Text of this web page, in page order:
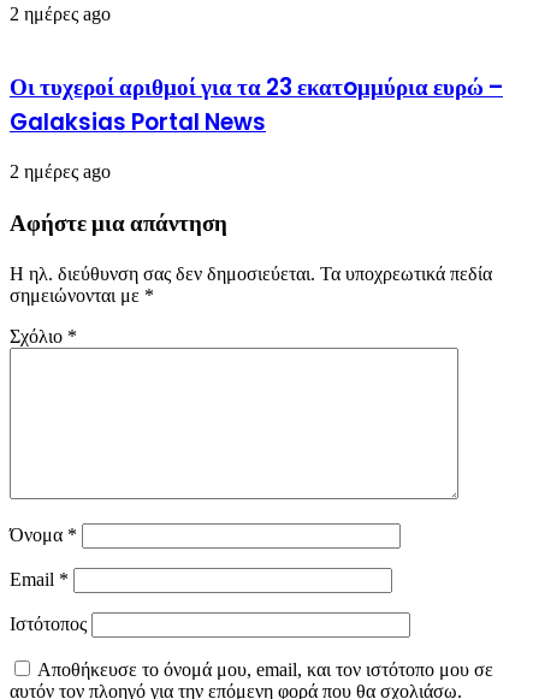
2 ημέρες ago
Οι τυχεροί αριθμοί για τα 23 εκατoμμύρια ευρώ –
Galaksias Portal News
2 ημέρες ago
Αφήστε μια απάντηση
Η ηλ. διεύθυνση σας δεν δημοσιεύεται. Τα υποχρεωτικά πεδία
σημειώνονται με *
Σχόλιο *
Όνομα *
Email *
Ιστότοπος
Αποθήκευσε το όνομά μου, email, και τον ιστότοπο μου σε
αυτόν τον πλοηγό για την επόμενη φορά που θα σχολιάσω.